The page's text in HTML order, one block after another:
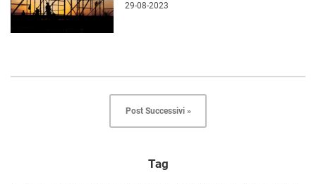
29-08-2023
Post Successivi »
Tag